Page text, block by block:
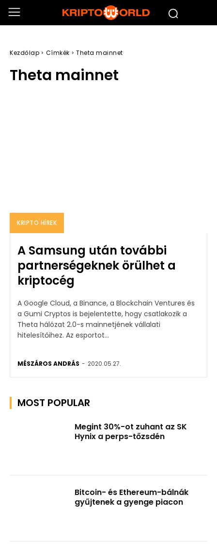
Kezdőlap Címkék Theta mainnet
Theta mainnet
KRIPTO HÍREK
A Samsung után további
partnerségeknek örülhet a
kriptocég
A Google Cloud, a Binance, a Blockchain Ventures és
a Gumi Cryptos is bejelentette, hogy csatlakozik a
Theta hálózat 2.0-s mainnetjének vállalati
hitelesítőihez. Az esportot...
MÉSZÁROS ANDRÁS - 2020.05.27.
MOST POPULAR
Megint 30%-ot zuhant az SK
Hynix a perps-tőzsdén
Bitcoin- és Ethereum-bálnák
gyűjtenek a gyenge piacon